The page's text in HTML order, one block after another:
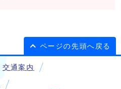
ページの先頭へ戻る
交通案内